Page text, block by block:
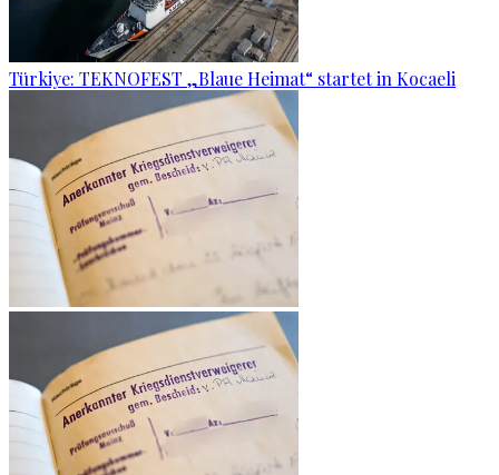
Türkiye: TEKNOFEST „Blaue Heimat“ startet in Kocaeli